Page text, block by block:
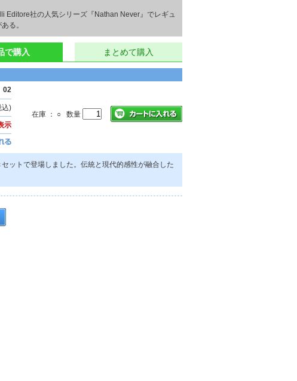
Editore社の人気シリーズ『Nathan Never』でレギュ
る。
で購入 まとめて購入
02
在庫 ： ○ 数量
込)
示
ットで登場しました。伝統と現代的感性が融合した